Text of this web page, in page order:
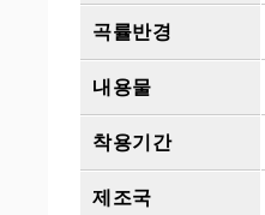
곡률반경
내용물
착용기간
제조국